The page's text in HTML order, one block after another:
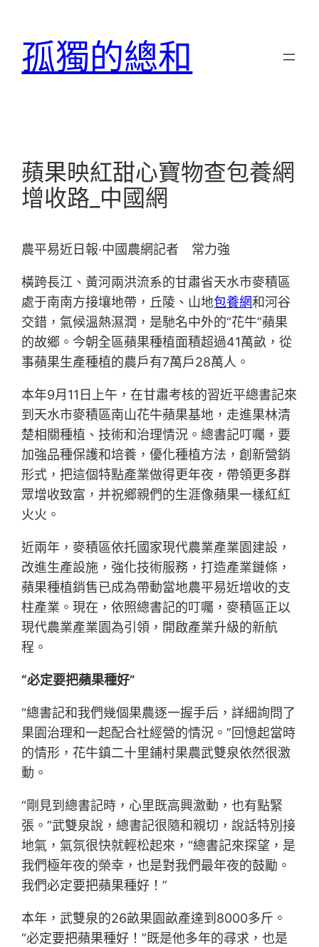
孤獨的總和
蘋果映紅甜心寶物查包養網
增收路_中國網
農平易近日報·中國農網記者 常力強
橫跨長江、黃河兩洪流系的甘肅省天水市麥積區
處于南南方接壤地帶，丘陵、山地包養網和河谷
交錯，氣候溫熱濕潤，是馳名中外的“花牛”蘋果
的故鄉。今朝全區蘋果種植面積超過41萬畝，從
事蘋果生產種植的農戶有7萬戶28萬人。
本年9月11日上午，在甘肅考核的習近平總書記來
到天水市麥積區南山花牛蘋果基地，走進果林清
楚相關種植、技術和治理情況。總書記叮囑，要
加強品種保護和培養，優化種植方法，創新營銷
形式，把這個特點產業做得更年夜，帶領更多群
眾增收致富，并祝鄉親們的生涯像蘋果一樣紅紅
火火。
近兩年，麥積區依托國家現代農業產業園建設，
改進生產設施，強化技術服務，打造產業鏈條，
蘋果種植銷售已成為帶動當地農平易近增收的支
柱產業。現在，依照總書記的叮囑，麥積區正以
現代農業產業園為引領，開啟產業升級的新航
程。
“必定要把蘋果種好”
“總書記和我們幾個果農逐一握手后，詳細詢問了
果園治理和一起配合社經營的情況。”回憶起當時
的情形，花牛鎮二十里鋪村果農武雙泉依然很激
動。
“剛見到總書記時，心里既高興激動，也有點緊
張。”武雙泉說，總書記很隨和親切，說話特別接
地氣，氣氛很快就輕松起來，“總書記來探望，是
我們極年夜的榮幸，也是對我們最年夜的鼓勵。
我們必定要把蘋果種好！”
本年，武雙泉的26畝果園畝產達到8000多斤。
“必定要把蘋果種好！”既是他多年的尋求，也是